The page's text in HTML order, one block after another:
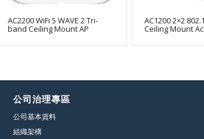
AC2200 WiFi 5 WAVE 2 Tri-
band Ceiling Mount AP
AC1200 2×2
Ceiling Mount
公司治理專區
公司基本資料
組織架構